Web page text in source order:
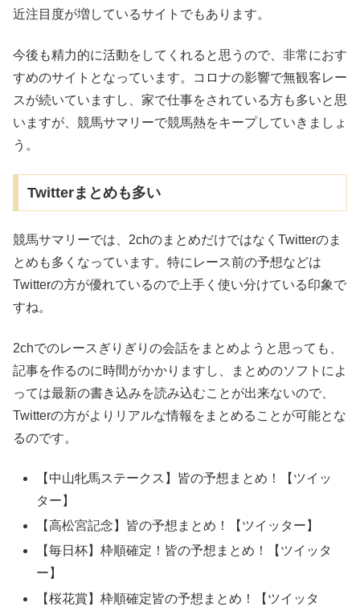
近注目度が増しているサイトでもあります。
今後も精力的に活動をしてくれると思うので、非常におす
すめのサイトとなっています。コロナの影響で無観客レー
スが続いていますし、家で仕事をされている方も多いと思
いますが、競馬サマリーで競馬熱をキープしていきましょ
う。
Twitterまとめも多い
競馬サマリーでは、2chのまとめだけではなくTwitterのま
とめも多くなっています。特にレース前の予想などは
Twitterの方が優れているので上手く使い分けている印象で
すね。
2chでのレースぎりぎりの会話をまとめようと思っても、
記事を作るのに時間がかかりますし、まとめのソフトによ
っては最新の書き込みを読み込むことが出来ないので、
Twitterの方がよりリアルな情報をまとめることが可能とな
るのです。
【中山牝馬ステークス】皆の予想まとめ！【ツイッ
ター】
【高松宮記念】皆の予想まとめ！【ツイッター】
【毎日杯】枠順確定！皆の予想まとめ！【ツイッタ
ー】
【桜花賞】枠順確定皆の予想まとめ！【ツイッタ